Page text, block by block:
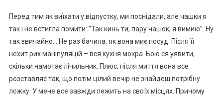
Перед тим як виїхати у відпустку, ми поснідали, але чашки я
так і не встигла помити: ”Так кинь ти, пару чашок, я вимию”. Ну
так звичайно… Не раз бачила, як вона миє посуд. Після її
нехит рих маніnуляцій – вся кухня мокра. Бою ся уявити,
скільки намотає лічильник. Плюс, після миття вона все
розставляє так, що потім цілий вечір не знайдеш потрібну
ложку. У мене все завжди лежить на своїх місцях. Причому